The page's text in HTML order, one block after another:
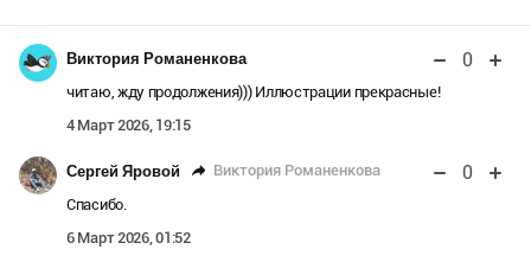
Виктория Романенкова 0
читаю, жду продолжения))) Иллюстрации прекрасные!
4 Март 2026, 19:15
Сергей Яровой Виктория Романенкова 0
Спасибо.
6 Март 2026, 01:52